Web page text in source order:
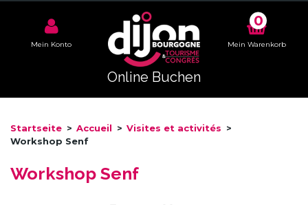
Online Buchen
Mein Konto Mein Warenkorb
0
Startseite > Accueil > Visites et activités >
Workshop Senf
Workshop Senf